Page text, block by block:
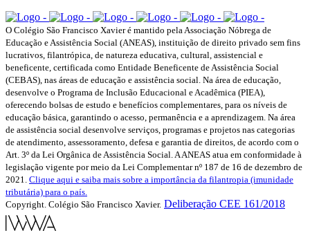
O Colégio São Francisco Xavier é mantido pela Associação Nóbrega de
Educação e Assistência Social (ANEAS), instituição de direito privado sem fins
lucrativos, filantrópica, de natureza educativa, cultural, assistencial e
beneficente, certificada como Entidade Beneficente de Assistência Social
(CEBAS), nas áreas de educação e assistência social. Na área de educação,
desenvolve o Programa de Inclusão Educacional e Acadêmica (PIEA),
oferecendo bolsas de estudo e benefícios complementares, para os níveis de
educação básica, garantindo o acesso, permanência e a aprendizagem. Na área
de assistência social desenvolve serviços, programas e projetos nas categorias
de atendimento, assessoramento, defesa e garantia de direitos, de acordo com o
Art. 3º da Lei Orgânica de Assistência Social. A ANEAS atua em conformidade à
legislação vigente por meio da Lei Complementar nº 187 de 16 de dezembro de
2021. Clique aqui e saiba mais sobre a importância da filantropia (imunidade
tributária) para o país.
Copyright. Colégio São Francisco Xavier. Deliberação CEE 161/2018